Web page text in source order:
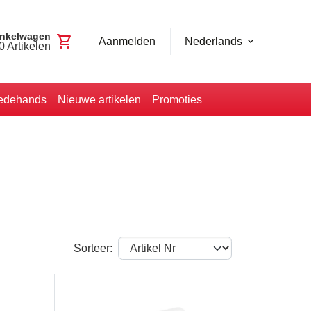
Artikelen shopping_cart Aanmelden Nederlands
Nieuwe artikelen Promoties
Sorteer: